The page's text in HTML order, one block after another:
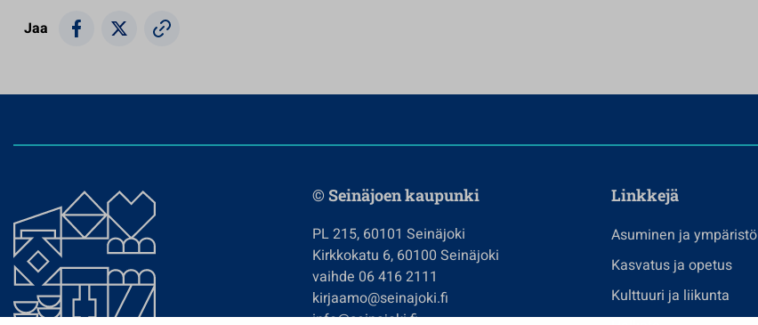
Jaa
© Seinäjoen kaupunki
PL 215, 60101 Seinäjoki
Kirkkokatu 6, 60100 Seinäjoki
vaihde 06 416 2111
kirjaamo@seinajoki.fi
info@seinajoki.fi
Linkkejä
Asuminen ja ympäristö
Kasvatus ja opetus
Kulttuuri ja liikunta